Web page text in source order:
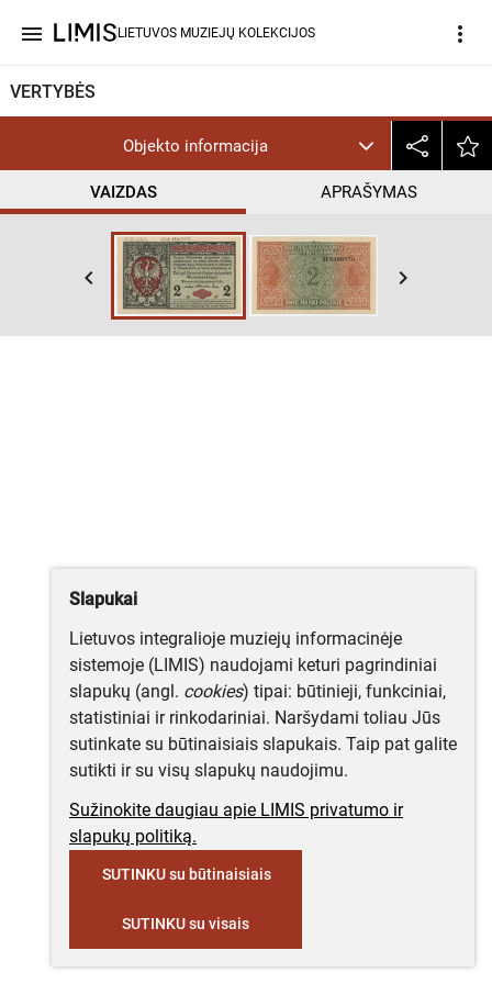
menu LIETUVOS MUZIEJŲ KOLEKCIJOS more_vert
VERTYBĖS
Objekto informacija
VAIZDAS APRAŠYMAS
keyboard_arrow_left keyboard_arrow_right
Slapukai
Lietuvos integralioje muziejų informacinėje
sistemoje (LIMIS) naudojami keturi pagrindiniai
slapukų (angl. cookies) tipai: būtinieji, funkciniai,
statistiniai ir rinkodariniai. Naršydami toliau Jūs
sutinkate su būtinaisiais slapukais. Taip pat galite
sutikti ir su visų slapukų naudojimu.
Sužinokite daugiau apie LIMIS privatumo ir
slapukų politiką.
SUTINKU su būtinaisiais
SUTINKU su visais